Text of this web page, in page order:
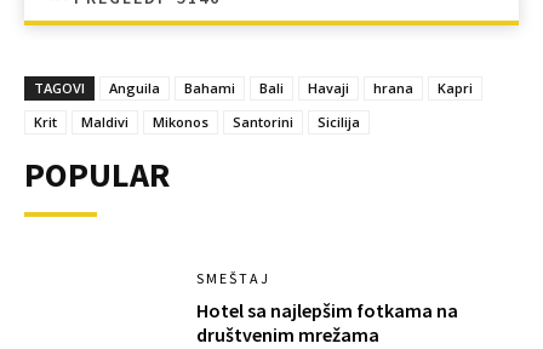
TAGOVI Anguila Bahami Bali Havaji hrana
Kapri
Krit
Maldivi Mikonos Santorini Sicilija
POPULAR
SMEŠTAJ
Hotel sa najlepšim fotkama na
društvenim mrežama